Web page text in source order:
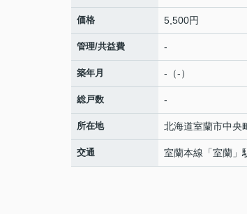
価格 5,500円
管理/共益費 -
築年月 -（-）
総戸数 -
所在地 北海道室蘭市中央
交通 室蘭本線 「室蘭 」